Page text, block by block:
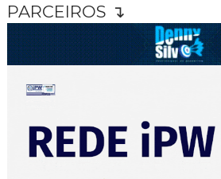
PARCEIROS ↴